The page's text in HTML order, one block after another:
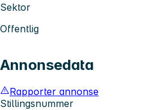
Sektor
Offentlig
Annonsedata
Rapporter annonse
Stillingsnummer